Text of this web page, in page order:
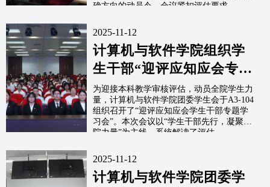
确方向的动员令。会议紧扣评估要求，...
2025-11-12
计算机与软件学院组织学
生干部“迎评应知应会专题
学习会”
为迎接本科教学审核评估，动员全院学生力
量，计算机与软件学院团委学生会于A3-104
组织召开了“迎评应知应会学生干部专题学
习会”。本次会议以“学生干部先行，凝聚全
院力量”为主线，系统解读了评估...
2025-11-12
计算机与软件学院团委学